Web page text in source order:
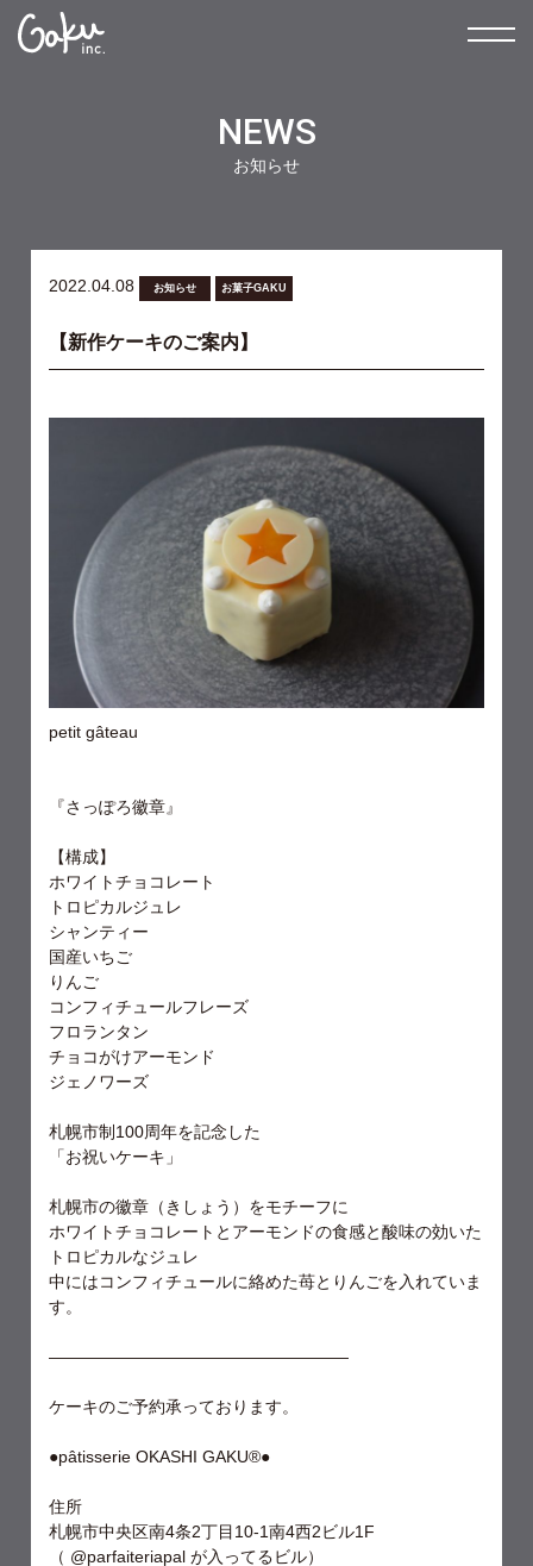
NEWS
お知らせ
2022.04.08 お知らせ お菓子GAKU
【新作ケーキのご案内】
petit gâteau
『さっぽろ徽章』
【構成】
ホワイトチョコレート
トロピカルジュレ
シャンティー
国産いちご
りんご
コンフィチュールフレーズ
フロランタン
チョコがけアーモンド
ジェノワーズ
札幌市制100周年を記念した
「お祝いケーキ」
札幌市の徽章（きしょう）をモチーフに
ホワイトチョコレートとアーモンドの食感と酸味の効いた
トロピカルなジュレ
中にはコンフィチュールに絡めた苺とりんごを入れていま
す。
——————————————————
ケーキのご予約承っております。
●pâtisserie OKASHI GAKU®︎●
住所
札幌市中央区南4条2丁目10-1南4西2ビル1F
（ @parfaiteriapal が入ってるビル）